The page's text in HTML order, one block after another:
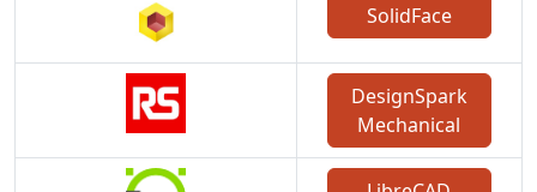
SolidFace
DesignSpark
Mechanical